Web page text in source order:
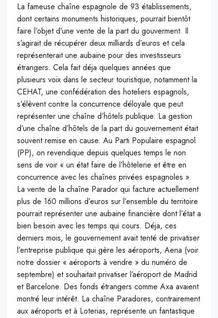
La fameuse chaîne espagnole de 93 établissements,
dont certains monuments historiques, pourrait bientôt
faire l’objet d’une vente de la part du gouverment. Il
s’agirait de récupérer deux milliards d’euros et cela
représenterait une aubaine pour des investisseurs
étrangers. Cela fait déja quelques années que
plusieurs voix dans le secteur touristique, notamment la
CEHAT, une confédération des hoteliers espagnols,
s’élèvent contre la concurrence déloyale que peut
représenter une chaîne d’hôtels publique. La gestion
d’une chaîne d’hôtels de la part du gouvernement était
souvent remise en cause. Au Parti Populaire espagnol
(PP), on revendique depuis quelques temps le non
sens de voir « un état faire de l’hôtelerie et être en
concurrence avec les chaînes privées espagnoles ».
La vente de la chaîne Parador qui facture actuellement
plus de 160 millions d’euros sur l’ensemble du territoire
pourrait représenter une aubaine financière dont l’état a
bien besoin avec les temps qui cours. Déja, ces
derniers mois, le gouvernement avait tenté de privatiser
l’entreprise publique qui gère les aéroports, Aena (voir
notre dossier « aéroports à vendre » du numéro de
septembre) et souhaitait privatiser l’aéroport de Madrid
et Barcelone. Des fonds étrangers comme Axa avaient
montré leur intérêt. La chaîne Paradores, contrairement
aux aéroports et à Loterias, représente un fantastique